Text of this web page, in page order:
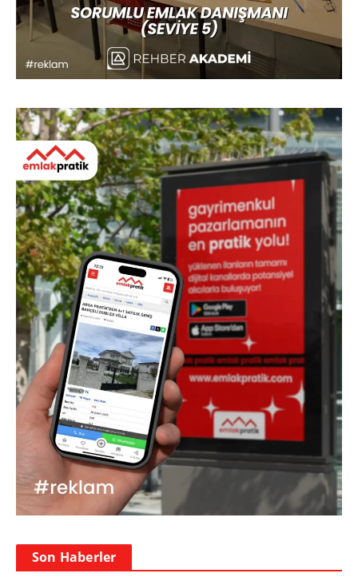
Son Haberler